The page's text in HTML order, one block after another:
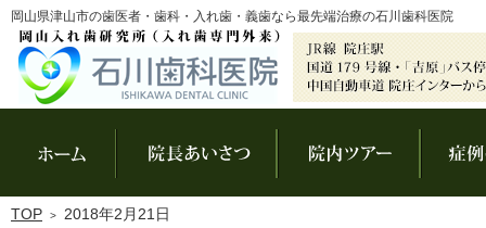
岡山県津山市の歯医者・歯科・入れ歯・義歯なら最先端治療の石川歯科医院
TOP 2018年2月21日